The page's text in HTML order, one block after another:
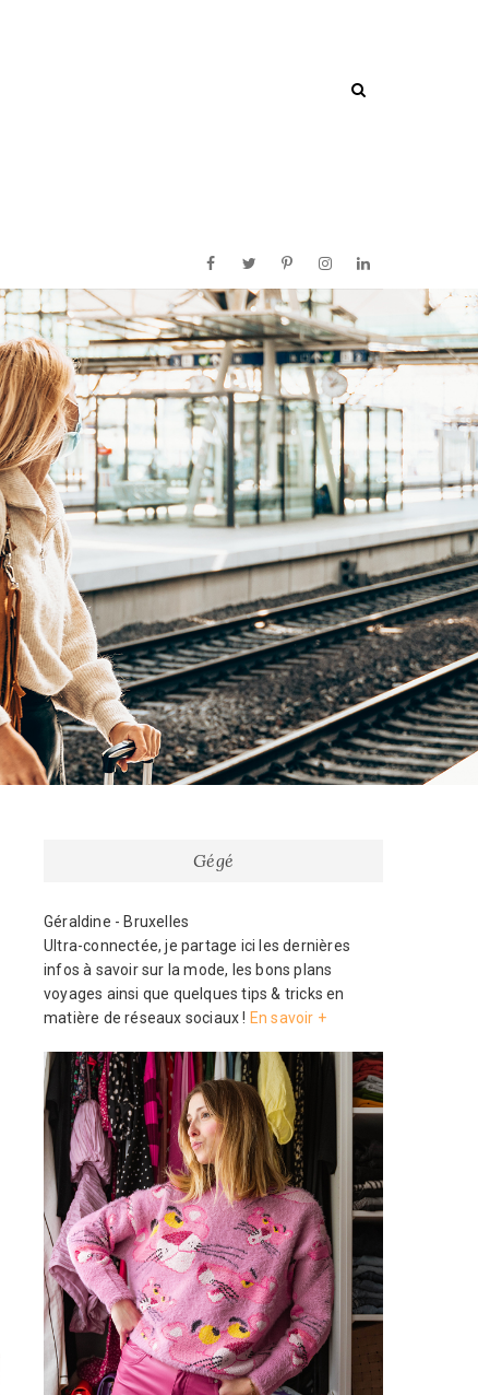
FacebookTwitterPinterestInstagramLinkedin
Gégé
Géraldine - Bruxelles
Ultra-connectée, je partage ici les dernières
infos à savoir sur la mode, les bons plans
voyages ainsi que quelques tips & tricks en
matière de réseaux sociaux ! En savoir +